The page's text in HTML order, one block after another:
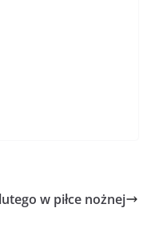
w piłce nożnej